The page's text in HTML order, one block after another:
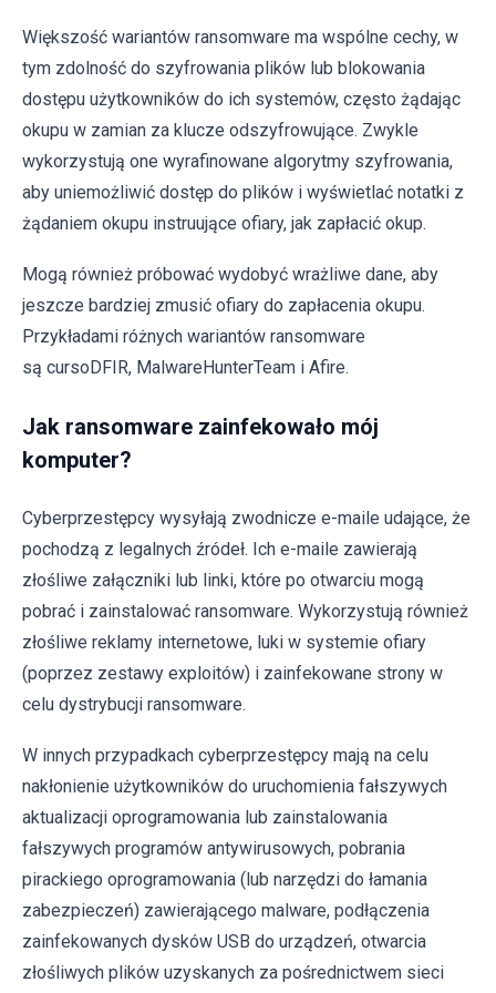
Większość wariantów ransomware ma wspólne cechy, w
tym zdolność do szyfrowania plików lub blokowania
dostępu użytkowników do ich systemów, często żądając
okupu w zamian za klucze odszyfrowujące. Zwykle
wykorzystują one wyrafinowane algorytmy szyfrowania,
aby uniemożliwić dostęp do plików i wyświetlać notatki z
żądaniem okupu instruujące ofiary, jak zapłacić okup.
Mogą również próbować wydobyć wrażliwe dane, aby
jeszcze bardziej zmusić ofiary do zapłacenia okupu.
Przykładami różnych wariantów ransomware
są cursoDFIR, MalwareHunterTeam i Afire.
Jak ransomware zainfekowało mój
komputer?
Cyberprzestępcy wysyłają zwodnicze e-maile udające, że
pochodzą z legalnych źródeł. Ich e-maile zawierają
złośliwe załączniki lub linki, które po otwarciu mogą
pobrać i zainstalować ransomware. Wykorzystują również
złośliwe reklamy internetowe, luki w systemie ofiary
(poprzez zestawy exploitów) i zainfekowane strony w
celu dystrybucji ransomware.
W innych przypadkach cyberprzestępcy mają na celu
nakłonienie użytkowników do uruchomienia fałszywych
aktualizacji oprogramowania lub zainstalowania
fałszywych programów antywirusowych, pobrania
pirackiego oprogramowania (lub narzędzi do łamania
zabezpieczeń) zawierającego malware, podłączenia
zainfekowanych dysków USB do urządzeń, otwarcia
złośliwych plików uzyskanych za pośrednictwem sieci